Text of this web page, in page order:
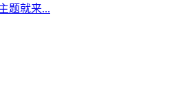
题就来...